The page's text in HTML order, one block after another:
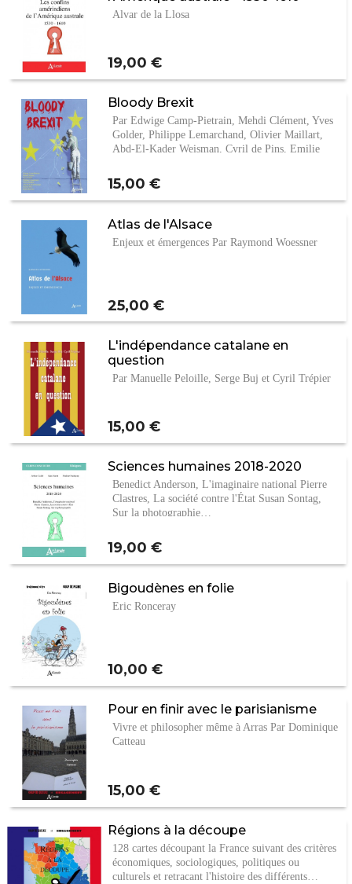
Alvar de la Llosa
Prix
19,00 €
Bloody Brexit
Par Edwige Camp-Pietrain, Mehdi Clément, Yves
Golder, Philippe Lemarchand, Olivier Maillart,
Abd-El-Kader Weisman, Cyril de Pins, Emilie
Prix
15,00 €
Atlas de l'Alsace
Enjeux et émergences Par Raymond Woessner
Prix
25,00 €
L'indépendance catalane en
question
Par Manuelle Peloille, Serge Buj et Cyril Trépier
Prix
15,00 €
Sciences humaines 2018-2020
Benedict Anderson, L'imaginaire national Pierre
Clastres, La société contre l'État Susan Sontag,
Sur la photographie…
Prix
19,00 €
Bigoudènes en folie
Eric Ronceray
Prix
10,00 €
Pour en finir avec le parisianisme
Vivre et philosopher même à Arras Par Dominique
Catteau
Prix
15,00 €
Régions à la découpe
128 cartes découpant la France suivant des critères
économiques, sociologiques, politiques ou
culturels et retraçant l'histoire des différents…